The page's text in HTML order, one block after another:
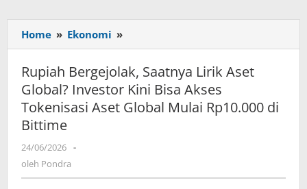
Home » Ekonomi »
Bergejolak,
Saatnya
Lirik
Aset
Global?
Rupiah Bergejolak, Saatnya Lirik Aset
Global? Investor Kini Bisa Akses
Tokenisasi Aset Global Mulai Rp10.000 di
Bittime
24/06/2026 oleh
-
oleh Pondra